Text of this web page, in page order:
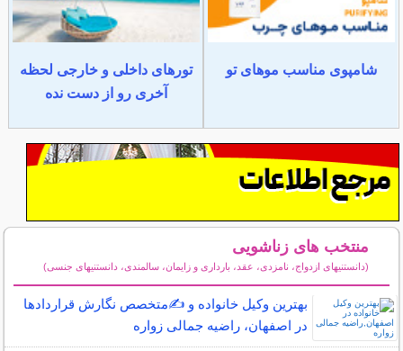
شامپوی مناسب موهای تو
تورهای داخلی و خارجی لحظه
آخری رو از دست نده
منتخب های زناشویی
(دانستنیهای ازدواج، نامزدی، عقد، بارداری و زایمان، سالمندی، دانستنیهای جنسی)
بهترین وکیل خانواده و ✍️متخصص نگارش قراردادها
در اصفهان، راضیه جمالی زواره